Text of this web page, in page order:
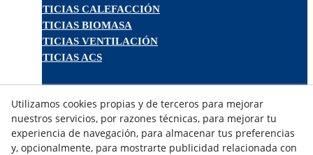
NOTICIAS CALEFACCIÓN
NOTICIAS BIOMASA
NOTICIAS VENTILACIÓN
NOTICIAS ACS
NOVEDADES
MI CUENTA
Utilizamos cookies propias y de terceros para mejorar
nuestros servicios, por razones técnicas, para mejorar tu
experiencia de navegación, para almacenar tus preferencias
y, opcionalmente, para mostrarte publicidad relacionada con